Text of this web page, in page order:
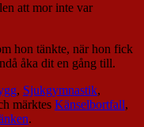
att mor inte var
hon tänkte, när hon fick
åka dit en gång till.
, Sjukgymnastik,
märktes Känselbortfall,
.